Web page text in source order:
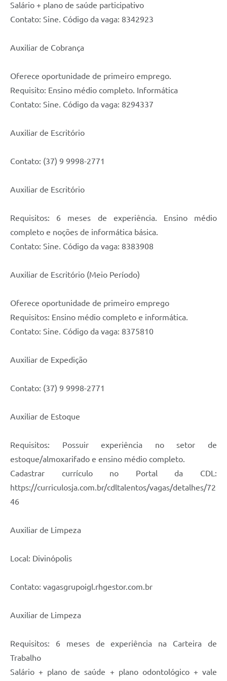
Salário + plano de saúde participativo
Contato: Sine. Código da vaga: 8342923
Auxiliar de Cobrança
Oferece oportunidade de primeiro emprego.
Requisito: Ensino médio completo. Informática
Contato: Sine. Código da vaga: 8294337
Auxiliar de Escritório
Contato: (37) 9 9998-2771
Auxiliar de Escritório
Requisitos: 6 meses de experiência. Ensino médio
completo e noções de informática básica.
Contato: Sine. Código da vaga: 8383908
Auxiliar de Escritório (Meio Período)
Oferece oportunidade de primeiro emprego
Requisitos: Ensino médio completo e informática.
Contato: Sine. Código da vaga: 8375810
Auxiliar de Expedição
Contato: (37) 9 9998-2771
Auxiliar de Estoque
Requisitos: Possuir experiência no setor de
estoque/almoxarifado e ensino médio completo.
Cadastrar currículo no Portal da CDL:
https://curriculosja.com.br/cdltalentos/vagas/detalhes/72
46
Auxiliar de Limpeza
Local: Divinópolis
Contato: vagasgrupoigl.rhgestor.com.br
Auxiliar de Limpeza
Requisitos: 6 meses de experiência na Carteira de
Trabalho
Salário + plano de saúde + plano odontológico + vale